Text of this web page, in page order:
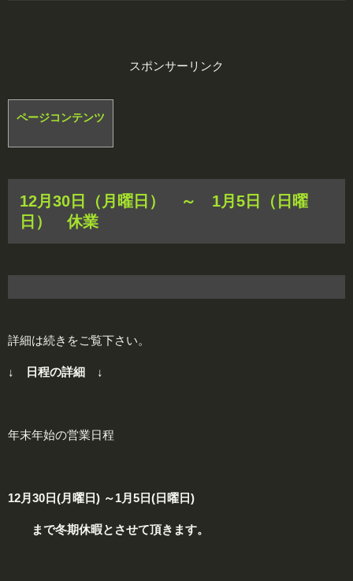
スポンサーリンク
ページコンテンツ
12月30日（月曜日） ～ 1月5日（日曜
日） 休業
詳細は続きをご覧下さい。
↓ 日程の詳細 ↓
年末年始の営業日程
12月30日(月曜日) ～1月5日(日曜日)
まで冬期休暇とさせて頂きます。